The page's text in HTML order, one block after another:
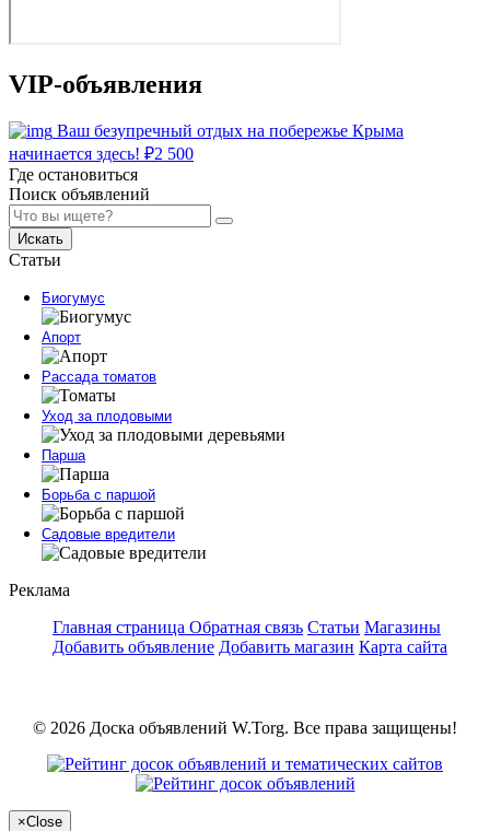
VIP-объявления
Ваш безупречный отдых на побережье Крыма
начинается здесь! ₽2 500
Где остановиться
Поиск объявлений
Искать
Статьи
Биогумус
Апорт
Рассада томатов
Уход за плодовыми
Парша
Борьба с паршой
Садовые вредители
Реклама
Главная страница Обратная связь Статьи Магазины
Добавить объявление Добавить магазин Карта сайта
© 2026 Доска объявлений W.Torg. Все права защищены!
×Close